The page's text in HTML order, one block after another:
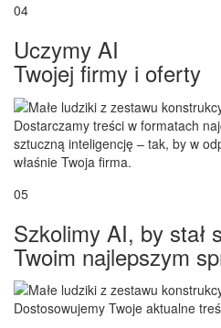
04
Uczymy AI
Twojej firmy i oferty
Dostarczamy treści w formatach
sztuczną inteligencję – tak, by w
właśnie Twoja firma.
05
Szkolimy AI, by stał
Twoim najlepszym
Dostosowujemy Twoje aktualne